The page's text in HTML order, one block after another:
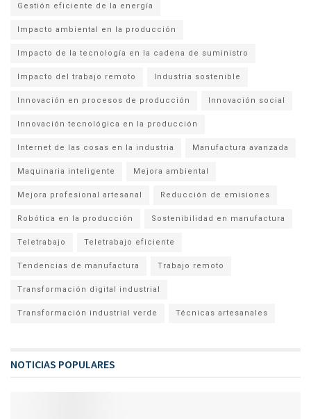
Gestión eficiente de la energía
Impacto ambiental en la producción
Impacto de la tecnología en la cadena de suministro
Impacto del trabajo remoto Industria sostenible
Innovación en procesos de producción Innovación social
Innovación tecnológica en la producción
Internet de las cosas en la industria Manufactura avanzada
Maquinaria inteligente Mejora ambiental
Mejora profesional artesanal Reducción de emisiones
Robótica en la producción Sostenibilidad en manufactura
Teletrabajo Teletrabajo eficiente
Tendencias de manufactura Trabajo remoto
Transformación digital industrial
Transformación industrial verde Técnicas artesanales
NOTICIAS POPULARES